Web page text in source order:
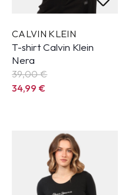
CALVIN KLEIN
T-shirt Calvin Klein
Nera
39,00 €
34,99€